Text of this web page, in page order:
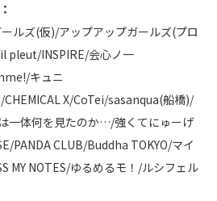
ルズ(仮)/アップアップガールズ(プロ
pleut/INSPIRE/会心ノ一
キュニ
X/CoTei/sasanqua(船橋)/
一体何を見たのか…/強くてにゅーげ
PANDA CLUB/Buddha TOKYO/マイ
MY NOTES/ゆるめるモ！/ルシフェル